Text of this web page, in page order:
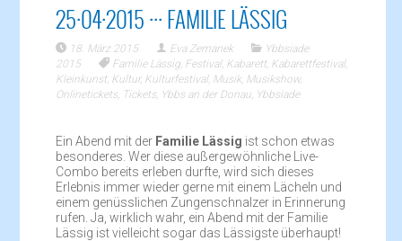
25·04·2015 ··· FAMILIE LÄSSIG
18. März 2015 Eva Zemanek
Ybbsiade
2015
Familie Lässig Festival, Kabarett Kabarettfestival,
Kleinkunst Kultur, Kulturfestival, Musik Musikshow,
Onlinetickets Tickets Ybbs an der Donau Ybbsiade
Ein Abend mit der Familie Lässig ist schon etwas
besonderes. Wer diese außergewöhnliche Live-
Combo bereits erleben durfte, wird sich dieses
Erlebnis immer wieder gerne mit einem Lächeln und
einem genüsslichen Zungenschnalzer in Erinnerung
rufen. Ja, wirklich wahr, ein Abend mit der Familie
Lässig ist vielleicht sogar das Lässigste überhaupt!